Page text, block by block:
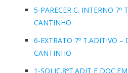
5-PARECER C. INTERNO 7º
CANTINHO
6-EXTRATO 7º T.ADITIVO –
CANTINHO
1-SOLIC.8ºT.ADIT E